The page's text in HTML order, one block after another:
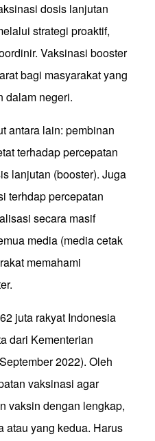
dosis lanjutan
strategi proaktif,
Vaksinasi booster
bagi masyarakat yang
dalam negeri.
antara lain: pembinan
terhadap percepatan
lanjutan (booster). Juga
terhdap percepatan
secara masif
media (media cetak
memahami
juta rakyat Indonesia
dari Kementerian
2022). Oleh
vaksinasi agar
vaksin dengan lengkap,
atau yang kedua. Harus